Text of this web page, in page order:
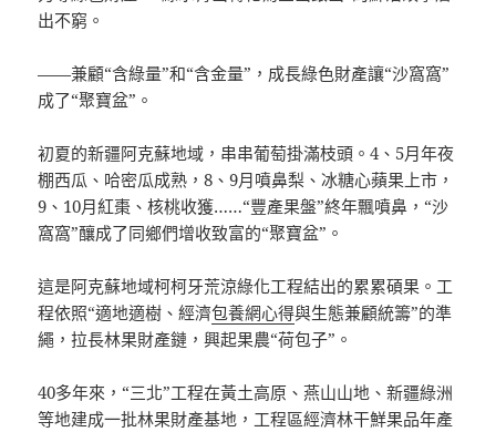
出不窮。
——兼顧“含綠量”和“含金量”，成長綠色財產讓“沙窩窩”
成了“聚寶盆”。
初夏的新疆阿克蘇地域，串串葡萄掛滿枝頭。4、5月年夜
棚西瓜、哈密瓜成熟，8、9月噴鼻梨、冰糖心蘋果上市，
9、10月紅棗、核桃收獲……“豐產果盤”終年飄噴鼻，“沙
窩窩”釀成了同鄉們增收致富的“聚寶盆”。
這是阿克蘇地域柯柯牙荒涼綠化工程結出的累累碩果。工
程依照“適地適樹、經濟包養網心得與生態兼顧統籌”的準
繩，拉長林果財產鏈，興起果農“荷包子”。
40多年來，“三北”工程在黃土高原、燕山山地、新疆綠洲
等地建成一批林果財產基地，工程區經濟林干鮮果品年產